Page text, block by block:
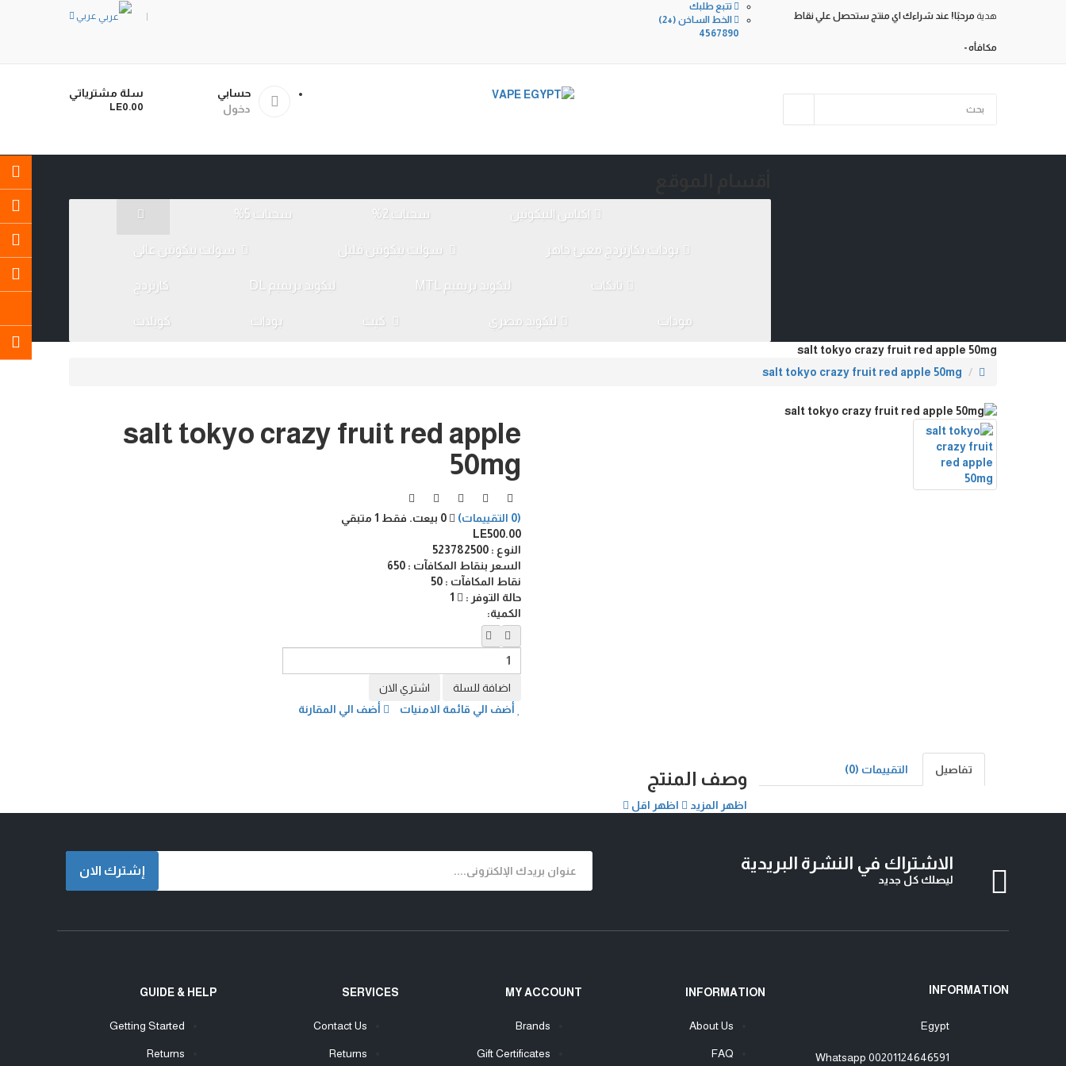
هدية مرحبًا! عند شراءك اي منتج ستحصل علي نقاط
مكافأه -
تتبع طلبك
الخط الساخن (+2)
4567890
عربي
سلة مشترياتي
حسابي
دخول
سحبات 5% سحبات 2% اكياس النيكوتين
سولت نيكوتين عالى سولت نيكوتين قليل بودات بكارتردج معبئ جاهز
كارتردج ليكويد بريميم DL ليكويد بريميم MTL تانكات
كويلات بودات كيت ليكويد مصري مودات
salt tokyo crazy fruit red apple 50mg
salt tokyo crazy fruit red apple 50mg
salt tokyo crazy fruit red apple
50mg
(0 التقييمات)
LE500.00
النوع : 523782500
السعر بنقاط المكافآت :
نقاط المكافآت :
حالة التوفر :
الكمية:
أضف الي قائمة الامنيات أضف الي المقارنة
تفاصيل التقييمات (0) وصف المنتج
اظهر المزيد اظهر اقل
الاشتراك في النشرة البريدية
ليصلك كل جديد
إشترك الان
INFORMATION
Egypt
00201124646591
Whatsapp
INFORMATION
About Us
FAQ
MY ACCOUNT
Brands
Gift Certificates
SERVICES
Contact Us
Returns
GUIDE & HELP
Getting Started
Returns